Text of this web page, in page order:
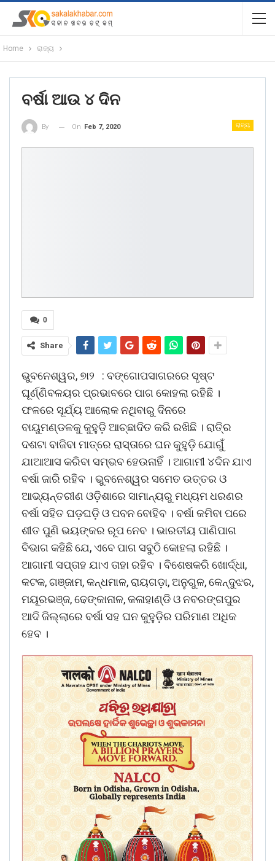
Home ରାଜ୍ୟ
ବର୍ଷା ଆଉ ୪ ଦିନ
ରାଜ୍ୟ
By On Feb 7, 2020
0
Share
ଭୁବନେଶ୍ୱର, ୭ା୨ : ବଙ୍ଗୋପସାଗରରେ ସୃଷ୍ଟ
ଘୂର୍ଣ୍ଣିବଳୟର ପ୍ରଭାବରେ ପାଗ କୋହଲା ରହିଛି ।
ଫଳରେ ସୂର୍ଯ୍ୟ ଆଲୋକ ନଥିବାରୁ ଦିନରେ
ବାୟୁମଣ୍ଡଳକୁ କୁହୁଡ଼ି ଆଚ୍ଛାଦିତ କରି ରଖିଛି । ରାତି୍ର
ଦଶଟା ବାଜିବା ମାତ୍ରେ ରାସ୍ତାରେ ଘନ କୁହୁଡ଼ି ଯୋଗୁଁ
ଯାଆଆସ କରିବା ସମ୍ଭବ ହେଉନାହିଁ । ଆଗାମୀ ୪ଦିନ ଯାଏ
ବର୍ଷା ଜାରି ରହିବ । ଭୁବନେଶ୍ୱର ସମେତ ଉତ୍ତର ଓ
ଆଭ୍ୟନ୍ତରୀଣ ଓଡ଼ିଶାରେ ସାମାନ୍ୟରୁ ମଧ୍ୟମ ଧରଣର
ବର୍ଷା ସହିତ ଘଡ଼ଘଡ଼ି ଓ ପବନ ବୋହିବ । ବର୍ଷା କମିବା ପରେ
ଶୀତ ପୁଣି ଭୟଙ୍କର ରୂପ ନେବ । ଭାରତୀୟ ପାଣିପାଗ
ବିଭାଗ କହିଛି ଯେ, ଏବେ ପାଗ ସବୁଠି କୋହଲା ରହିଛି ।
ଆଗାମୀ ସପ୍ତାହ ଯାଏ ତାହା ରହିବ । ବିଶେଷକରି ଖୋର୍ଦ୍ଧା,
କଟକ, ଗଞ୍ଜାମ, କନ୍ଧମାଳ, ରାୟଗଡ଼ା, ଅନୁଗୁଳ, କେନ୍ଦୁଝର,
ମୟୂରଭଞ୍ଜ, ଢେଙ୍କାନାଳ, କଳାହାଣ୍ଡି ଓ ନବରଙ୍ଗପୁର
ଆଦି ଜିଲ୍ଲାରେ ବର୍ଷା ସହ ଘନ କୁହୁଡ଼ିର ପରିମାଣ ଅଧିକ
ହେବ ।